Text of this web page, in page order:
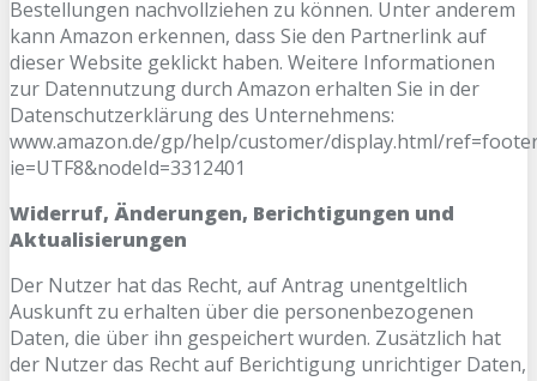
Bestellungen nachvollziehen zu können. Unter anderem
kann Amazon erkennen, dass Sie den Partnerlink auf
dieser Website geklickt haben. Weitere Informationen
zur Datennutzung durch Amazon erhalten Sie in der
Datenschutzerklärung des Unternehmens:
www.amazon.de/gp/help/customer/display.html/
ie=UTF8&nodeId=3312401
Widerruf, Änderungen, Berichtigungen und
Aktualisierungen
Der Nutzer hat das Recht, auf Antrag unentgeltlich
Auskunft zu erhalten über die personenbezogenen
Daten, die über ihn gespeichert wurden. Zusätzlich hat
der Nutzer das Recht auf Berichtigung unrichtiger Daten,